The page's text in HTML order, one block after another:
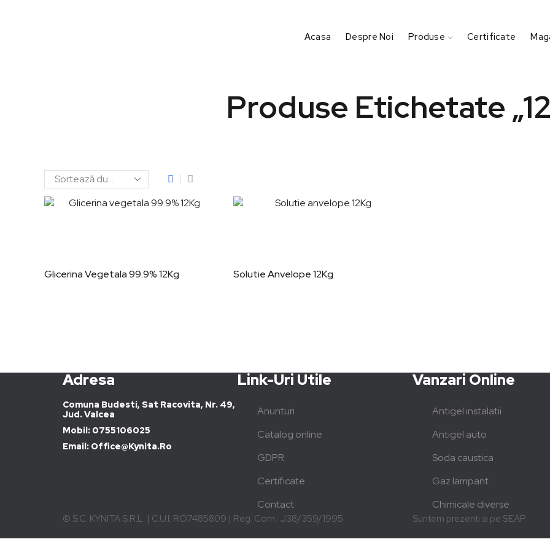
Acasa Despre Noi Produse Certificate
Produse Etichetate
Glicerina Vegetala 99.9% 12Kg Solutie Anvelope 12Kg
Adresa
Comuna Budesti, Sat Racovita, Nr. 49,
Jud. Valcea
Mobil: 0755106025
Email: Office@kynita.ro
Link-Uri Utile
Anunturi
Catalog online
GDPR
Certificate
Contact
Vanzari Online
Antigel instalatii
Antigel auto
Soda caustica
Gaz lampant
Chimicale diverse
© S.C. KYNITA S.R.L. | C.U.I. RO7485809 | Reg. Com.: J38/359/1995 Suntem prezenti si pe SEAP